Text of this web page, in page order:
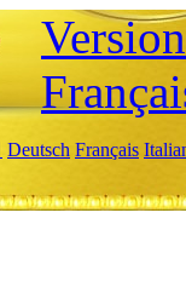
Deutsch Français